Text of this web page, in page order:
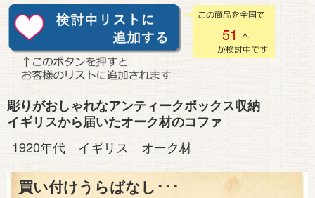
51
彫りがおしゃれなアンティークボックス収納
イギリスから届いたオーク材のコファ
1920年代 イギリス オーク材
買い付けうらばなし･･･